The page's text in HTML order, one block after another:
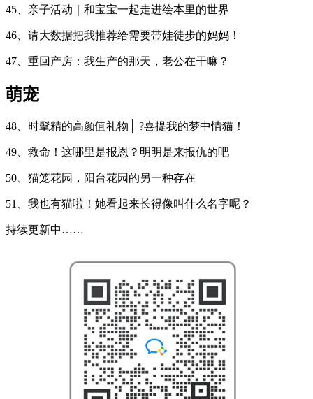
45、亲子活动｜和宝宝一起走进绘本里的世界
46、请大数据把我推荐给需要带娃徒步的妈妈！
47、重回产房：我生产的那天，老公在干嘛？
萌宠
48、时髦精的高颜值礼物│ ?喜提我的梦中情猫！
49、救命！这哪里是报恩？明明是来报仇的吧
50、猫笼花园，阳台花园的另一种存在
51、我也有猫啦！她看起来长得像叫什么名字呢？
持续更新中……